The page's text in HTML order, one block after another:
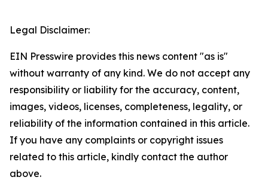
Legal Disclaimer:
EIN Presswire provides this news content "as is"
without warranty of any kind. We do not accept any
responsibility or liability for the accuracy, content,
images, videos, licenses, completeness, legality, or
reliability of the information contained in this article.
If you have any complaints or copyright issues
related to this article, kindly contact the author
above.